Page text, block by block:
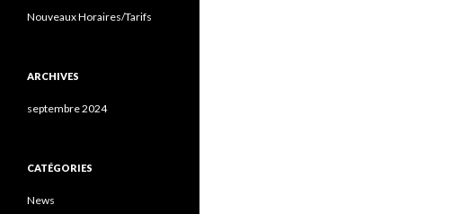
Nouveaux Horaires/Tarifs
ARCHIVES
septembre 2024
CATÉGORIES
News